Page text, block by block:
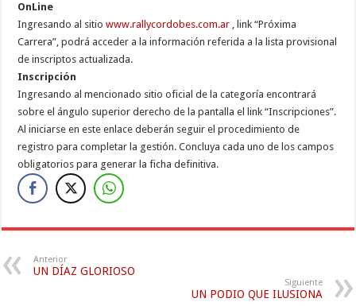
OnLine
Ingresando al sitiowww.rallycordobes.com.ar , link “Próxima
Carrera”, podrá acceder a la información referida a la lista provisional
de inscriptos actualizada.
Inscripción
Ingresando al mencionado sitio oficial de la categoría encontrará
sobre el ángulo superior derecho de la pantalla el link “Inscripciones”.
Al iniciarse en este enlace deberán seguir el procedimiento de
registro para completar la gestión. Concluya cada uno de los campos
obligatorios para generar la ficha definitiva.
Anterior
UN DÍAZ GLORIOSO
Siguiente
UN PODIO QUE ILUSIONA